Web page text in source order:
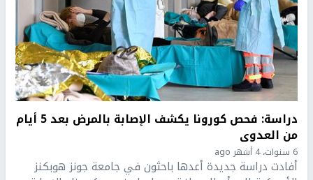
دراسة: فحص كورونا يكشف الإصابة بالمرض بعد 5 أيام
من العدوى
6 سنوات، 4 أشهر ago
أفادت دراسة جديدة أعدها باحثون في جامعة جونز هوبكنز